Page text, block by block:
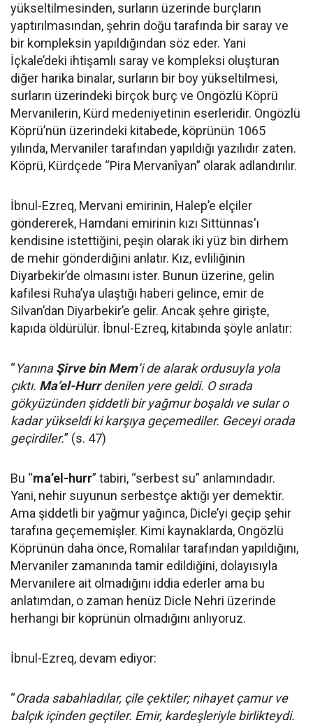
yükseltilmesinden, surların üzerinde burçların
yaptırılmasından, şehrin doğu tarafında bir saray ve
bir kompleksin yapıldığından söz eder. Yani
İçkale’deki ihtişamlı saray ve kompleksi oluşturan
diğer harika binalar, surların bir boy yükseltilmesi,
surların üzerindeki birçok burç ve Ongözlü Köprü
Mervanilerin, Kürd medeniyetinin eserleridir. Ongözlü
Köprü’nün üzerindeki kitabede, köprünün 1065
yılında, Mervaniler tarafından yapıldığı yazılıdır zaten.
Köprü, Kürdçede “Pira Mervanîyan” olarak adlandırılır.
İbnul-Ezreq, Mervani emirinin, Halep’e elçiler
göndererek, Hamdani emirinin kızı Sittünnas'ı
kendisine istettiğini, peşin olarak iki yüz bin dirhem
de mehir gönderdiğini anlatır. Kız, evliliğinin
Diyarbekir’de olmasını ister. Bunun üzerine, gelin
kafilesi Ruha’ya ulaştığı haberi gelince, emir de
Silvan’dan Diyarbekir’e gelir. Ancak şehre girişte,
kapıda öldürülür. İbnul-Ezreq, kitabında şöyle anlatır:
“YanınaŞirve bin Mem’i de alarak ordusuyla yola
çıktı. Ma’el-Hurrdenilen yere geldi. O sırada
gökyüzünden şiddetli bir yağmur boşaldı ve sular o
kadar yükseldi ki karşıya geçemediler. Geceyi orada
geçirdiler.” (s. 47)
Bu “ma’el-hurr” tabiri, “serbest su” anlamındadır.
Yani, nehir suyunun serbestçe aktığı yer demektir.
Ama şiddetli bir yağmur yağınca, Dicle’yi geçip şehir
tarafına geçememişler. Kimi kaynaklarda, Ongözlü
Köprünün daha önce, Romalılar tarafından yapıldığını,
Mervaniler zamanında tamir edildiğini, dolayısıyla
Mervanilere ait olmadığını iddia ederler ama bu
anlatımdan, o zaman henüz Dicle Nehri üzerinde
herhangi bir köprünün olmadığını anlıyoruz.
İbnul-Ezreq, devam ediyor:
“Orada sabahladılar, çile çektiler; nihayet çamur ve
balçık içinden geçtiler. Emir, kardeşleriyle birlikteydi.